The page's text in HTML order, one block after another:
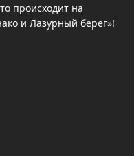
происходит на
и Лазурный берег»!